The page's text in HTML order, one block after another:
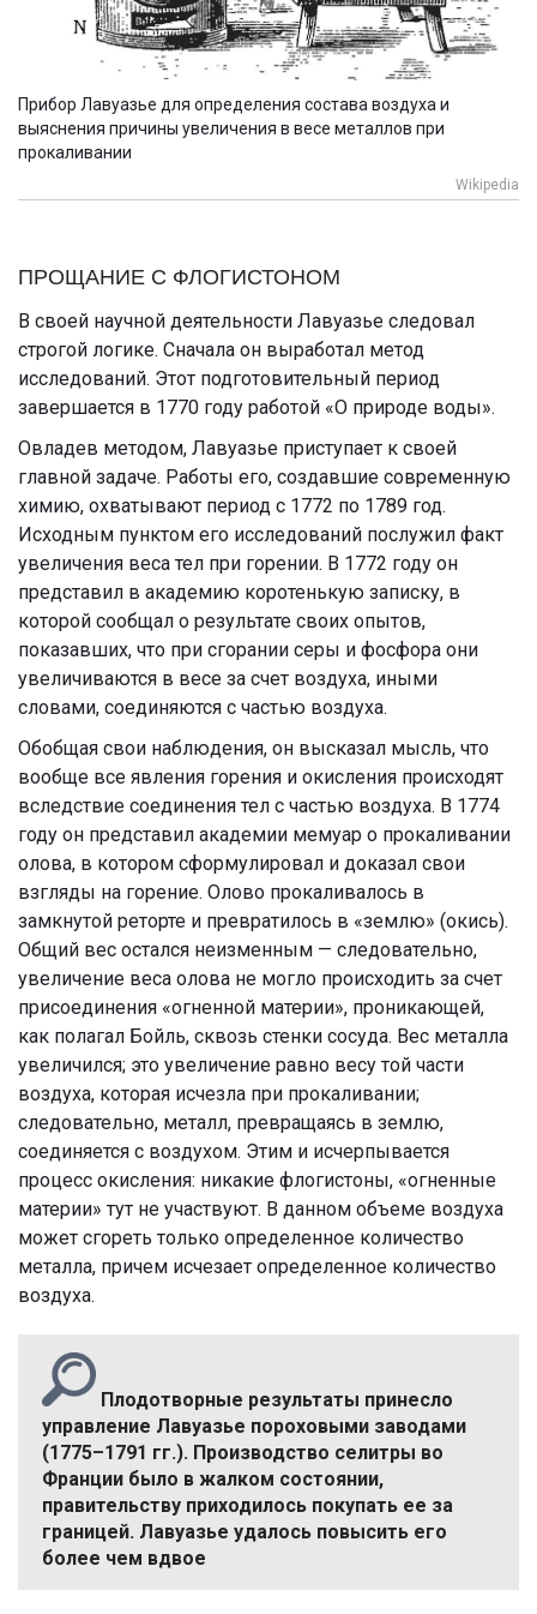
Прибор Лавуазье для определения состава воздуха и
выяснения причины увеличения в весе металлов при
прокаливании
Wikipedia
ПРОЩАНИЕ С ФЛОГИСТОНОМ
В своей научной деятельности Лавуазье следовал
строгой логике. Сначала он выработал метод
исследований. Этот подготовительный период
завершается в 1770 году работой «О природе воды».
Овладев методом, Лавуазье приступает к своей
главной задаче. Работы его, создавшие современную
химию, охватывают период с 1772 по 1789 год.
Исходным пунктом его исследований послужил факт
увеличения веса тел при горении. В 1772 году он
представил в академию коротенькую записку, в
которой сообщал о результате своих опытов,
показавших, что при сгорании серы и фосфора они
увеличиваются в весе за счет воздуха, иными
словами, соединяются с частью воздуха.
Обобщая свои наблюдения, он высказал мысль, что
вообще все явления горения и окисления происходят
вследствие соединения тел с частью воздуха. В 1774
году он представил академии мемуар о прокаливании
олова, в котором сформулировал и доказал свои
взгляды на горение. Олово прокаливалось в
замкнутой реторте и превратилось в «землю» (окись).
Общий вес остался неизменным — следовательно,
увеличение веса олова не могло происходить за счет
присоединения «огненной материи», проникающей,
как полагал Бойль, сквозь стенки сосуда. Вес металла
увеличился; это увеличение равно весу той части
воздуха, которая исчезла при прокаливании;
следовательно, металл, превращаясь в землю,
соединяется с воздухом. Этим и исчерпывается
процесс окисления: никакие флогистоны, «огненные
материи» тут не участвуют. В данном объеме воздуха
может сгореть только определенное количество
металла, причем исчезает определенное количество
воздуха.
Плодотворные результаты принесло
управление Лавуазье пороховыми заводами
(1775–1791 гг.). Производство селитры во
Франции было в жалком состоянии,
правительству приходилось покупать ее за
границей. Лавуазье удалось повысить его
более чем вдвое